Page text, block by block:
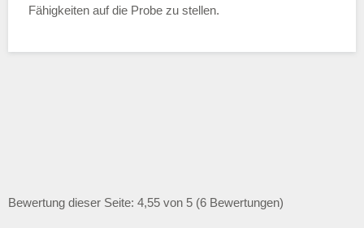
Fähigkeiten auf die Probe zu stellen.
Bewertung dieser Seite: 4,55 von 5 (6 Bewertungen)